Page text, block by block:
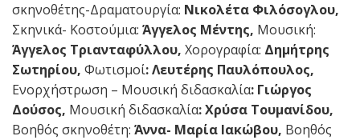
σκηνοθέτης-Δραματουργία: Νικολέτα Φιλόσογλου,
Σκηνικά- Κοστούμια: Άγγελος Μέντης, Μουσική:
Άγγελος Τριανταφύλλου, Χορογραφία: Δημήτρης
Σωτηρίου, Φωτισμοί: Λευτέρης Παυλόπουλος,
Ενορχήστρωση – Μουσική διδασκαλία: Γιώργος
Δούσος, Moυσική διδασκαλία: Χρύσα Τουμανίδου,
Βοηθός σκηνοθέτη: Άννα- Μαρία Ιακώβου, Βοηθός